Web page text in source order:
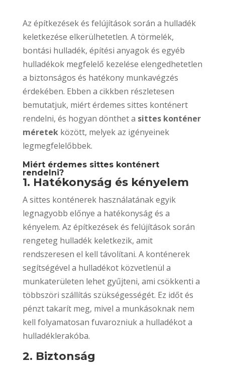
Az építkezések és felújítások során a hulladék
keletkezése elkerülhetetlen. A törmelék,
bontási hulladék, építési anyagok és egyéb
hulladékok megfelelő kezelése elengedhetetlen
a biztonságos és hatékony munkavégzés
érdekében. Ebben a cikkben részletesen
bemutatjuk, miért érdemes sittes konténert
rendelni, és hogyan dönthet a sittes konténer
méretekközött, melyek az igényeinek
legmegfelelőbbek.
Miért érdemes sittes konténert
rendelni?
1. Hatékonyság és kényelem
A sittes konténerek használatának egyik
legnagyobb előnye a hatékonyság és a
kényelem. Az építkezések és felújítások során
rengeteg hulladék keletkezik, amit
rendszeresen el kell távolítani. A konténerek
segítségével a hulladékot közvetlenül a
munkaterületen lehet gyűjteni, ami csökkenti a
többszöri szállítás szükségességét. Ez időt és
pénzt takarít meg, mivel a munkásoknak nem
kell folyamatosan fuvarozniuk a hulladékot a
hulladéklerakóba.
2. Biztonság